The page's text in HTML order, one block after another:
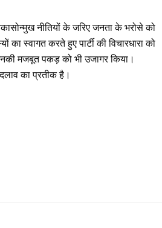
नीतियों के जरिए जनता के भरोसे को
स्वागत करते हुए पार्टी की विचारधारा को
मजबूत पकड़ को भी उजागर किया।
का प्रतीक है।